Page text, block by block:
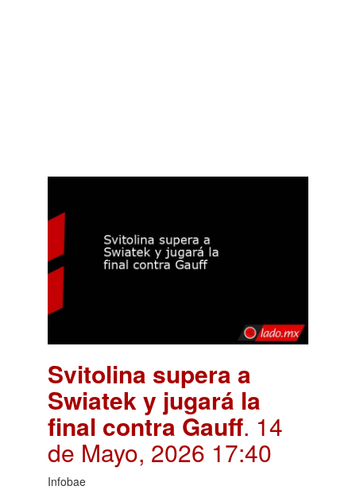
Svitolina supera a
Swiatek y jugará la
final contra Gauff. 14
de Mayo, 2026 17:40
Infobae